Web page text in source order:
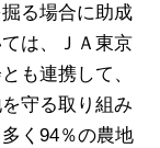
る場合に助成
は、ＪＡ東京
も連携して、
守る取り組み
く94％の農地